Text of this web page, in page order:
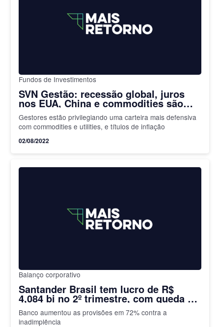
Fundos de Investimentos
SVN Gestão: recessão global, juros
nos EUA, China e commodities são
pontos de atenção no radar dos
gestores
Gestores estão privilegiando uma carteira mais defensiva
com commodities e utilities, e títulos de inflação
02/08/2022
Balanço corporativo
Santander Brasil tem lucro de R$
4,084 bi no 2º trimestre, com queda de
2,1% em 1 ano
Banco aumentou as provisões em 72% contra a
inadimplência